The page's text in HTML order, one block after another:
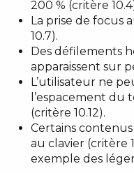
200 % (critère
La prise de focus
10.7).
Des défilements
apparaissent sur
L’utilisateur ne
l’espacement du
(critère 10.12).
Certains contenus
au clavier (critère
exemple des